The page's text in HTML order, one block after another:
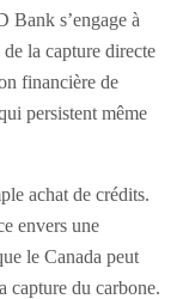
Bank s’engage à
la capture directe
financière de
persistent même
achat de crédits.
envers une
le Canada peut
capture du carbone.